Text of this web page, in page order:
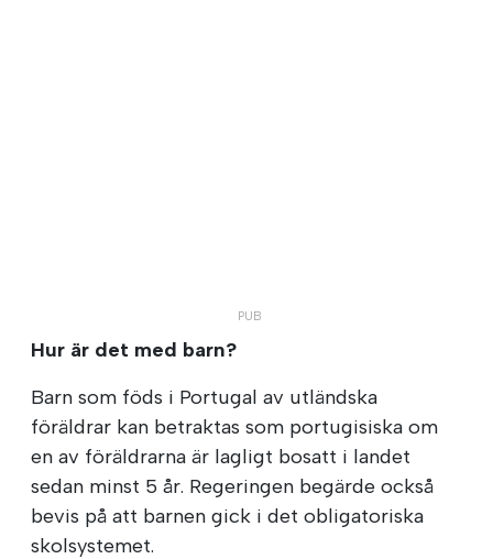
Hur är det med barn?
Barn som föds i Portugal av utländska
föräldrar kan betraktas som portugisiska om
en av föräldrarna är lagligt bosatt i landet
sedan minst 5 år. Regeringen begärde också
bevis på att barnen gick i det obligatoriska
skolsystemet.